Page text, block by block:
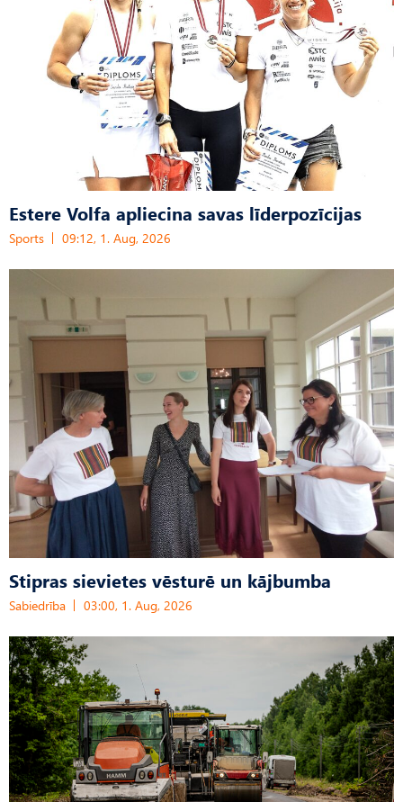
Estere Volfa apliecina savas līderpozīcijas
Sports 09:12, 1. Aug, 2026
Stipras sievietes vēsturē un kājbumba
Sabiedrība 03:00, 1. Aug, 2026